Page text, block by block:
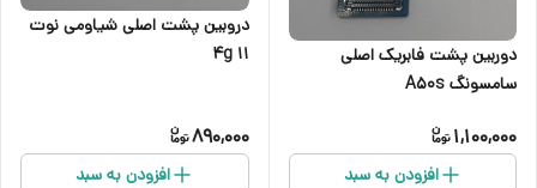
دوربین پشت فابریک اصلی
سامسونگ A50s
1,100,000
افزودن به سبد
دروبین پشت اصلی شیاومی نوت
۱۱ 4g
890,000
افزودن به سبد